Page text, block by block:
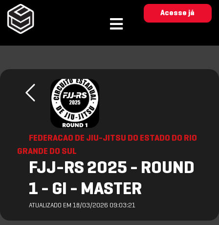
Acesse já
FEDERACAO DE JIU-JITSU DO ESTADO DO RIO
GRANDE DO SUL
FJJ-RS 2025 - ROUND
1 - GI - MASTER
ATUALIZADO EM 18/03/2026 09:03:21